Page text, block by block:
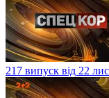
217 випуск від 22